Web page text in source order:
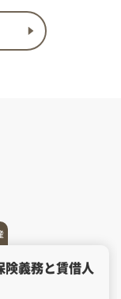
険義務と賃借人